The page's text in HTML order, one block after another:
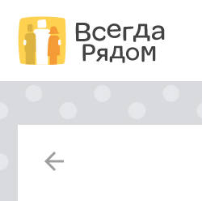
arrow_back